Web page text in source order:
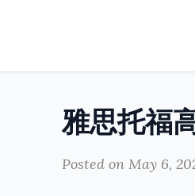
Posted on May 6,